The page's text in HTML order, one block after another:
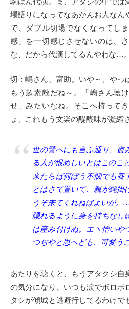
場語りになってなあかんお人なん
で、ダブル切場でなくなってし
感」を一切感じさせないのは、
な、だから代演してるんやわな…。
切：嶋さん、富助。いや～、やっ
もう超素敵だね～。「嶋さん聴
せ」みたいなね。そこへ持って
ょ、これもう文楽の醍醐味が凝縮
世の譬へにも言ふ通り、盗
る人が恨めしいとはこの
来たらば何ぼう不憫でも養
とはさて置いて、親が縄掛
うぞ来てくれねばよいが
隠れるように身を持ちなし
は産み付けぬ。エヽ憎いや
つぢやと思へども、可愛う
あたりを聴くと、もうアタクシ自
の気分になり、いつも涙でボロボ
タシが傾城と逃避行してるわけで